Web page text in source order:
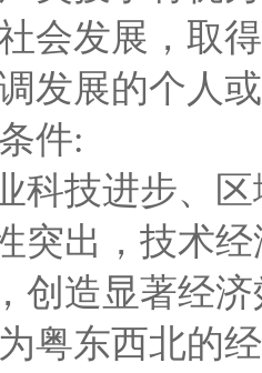
会发展，取
发展的个人
件:
科技进步、
突出，技术
创造显著经
粤东西北的